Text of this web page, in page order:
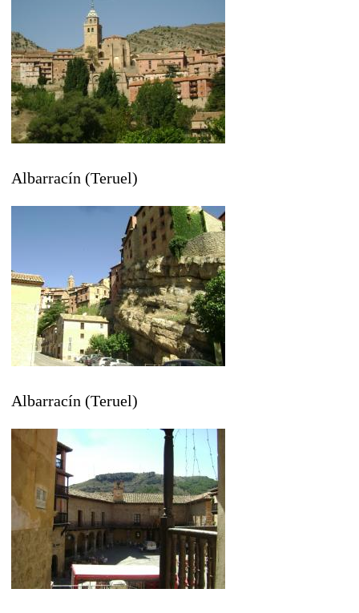
Albarracín (Teruel)
Albarracín (Teruel)